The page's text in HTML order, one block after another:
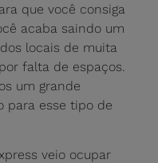
que você consiga
acaba saindo um
locais de muita
falta de espaços.
um grande
para esse tipo de
veio ocupar